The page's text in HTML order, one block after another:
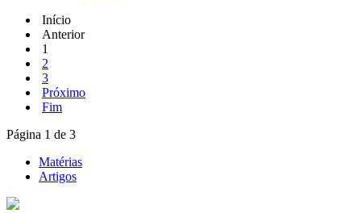
Início
Anterior
1
2
3
Próximo
Fim
Página 1 de 3
Matérias
Artigos